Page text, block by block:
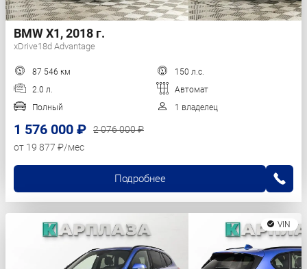
BMW X1, 2018 г.
xDrive18d Advantage
87 546 км
150 л.с.
2.0 л.
Автомат
Полный
1 владелец
1 576 000 ₽
2 076 000 ₽
от 19 877 ₽/мес
Подробнее
VIN